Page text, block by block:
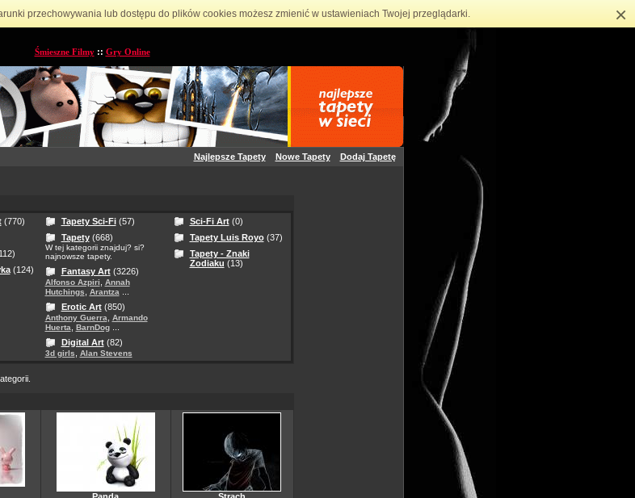
przechowywania lub dostępu do plików cookies możesz zmienić w ustawieniach Twojej przeglądarki. ×
Śmieszne Filmy:: Gry Online
Najlepsze Tapety Nowe Tapety
Dodaj Tapetę
(770)
(124)
Tapety Sci-Fi(57)
Tapety(668)
W tej kategorii znajduj? si?
najnowsze tapety.
Fantasy Art(3226)
Alfonso Azpiri
Annah
Hutchings
Arantza
Erotic Art(850)
Anthony Guerra
Armando
Huerta
BarnDog...
Digital Art(82)
3d girls Alan Stevens
Sci-Fi Art(0)
Tapety Luis Royo(37)
Tapety - Znaki
Zodiaku (13)